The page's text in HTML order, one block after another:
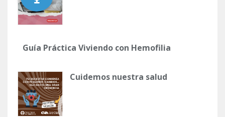
Guía Práctica Viviendo con Hemofilia
Cuidemos nuestra salud